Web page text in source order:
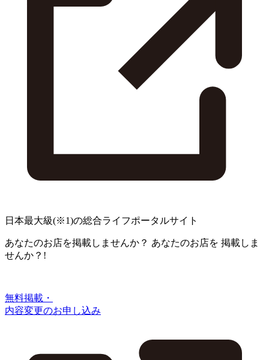
日本最大級(※1)の総合ライフポータルサイト
あなたのお店を掲載しませんか？ あなたのお店を 掲載しま
せんか？!
無料掲載・
内容変更のお申し込み